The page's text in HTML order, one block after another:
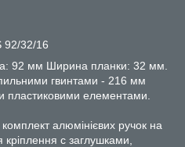
92/32/16
92 мм Ширина планки: 32 мм.
гвинтами - 216 мм
пластиковими елементами.
алюмінієвих ручок на
кріплення c заглушками,